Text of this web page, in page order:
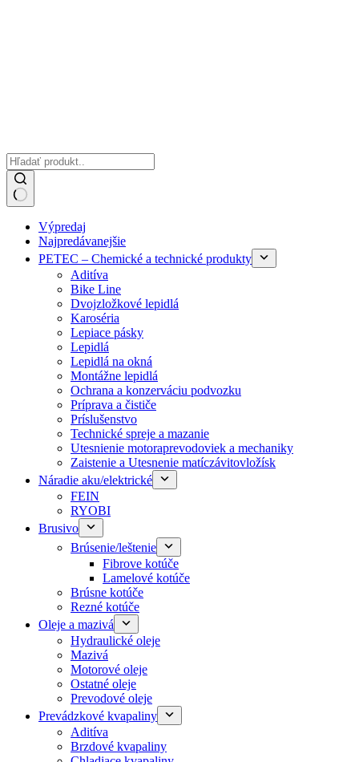
výsledkyVýpredaj
Najpredávanejšie
PETEC – Chemické a technické produkty
Aditíva
Bike Line
Dvojzložkové lepidlá
Karoséria
Lepiace pásky
Lepidlá
Lepidlá na okná
Montážne lepidlá
Ochrana a konzerváciu podvozku
Príprava a čističe
Príslušenstvo
Technické spreje a mazanie
Utesnienie motoraprevodoviek a mechaniky
Zaistenie a Utesnenie matíczávitovložísk
Náradie aku/elektrické
FEIN
RYOBI
Brusivo
Brúsenie/leštenie
Fibrove kotúče
Lamelové kotúče
Brúsne kotúče
Rezné kotúče
Oleje a mazivá
Hydraulické oleje
Mazivá
Motorové oleje
Ostatné oleje
Prevodové oleje
Prevádzkové kvapaliny
Aditíva
Brzdové kvapaliny